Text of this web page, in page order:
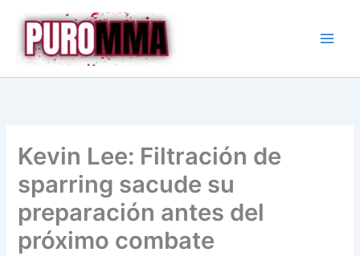
contenido
Kevin Lee: Filtración de
sparring sacude su
preparación antes del
próximo combate